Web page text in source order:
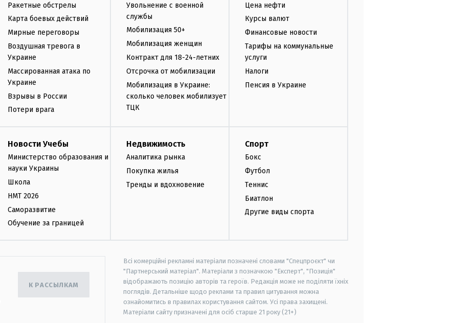
Ракетные обстрелы
Карта боевых действий
Мирные переговоры
Воздушная тревога в
Украине
Массированная атака по
Украине
Взрывы в России
Потери врага
Увольнение с военной
службы
Мобилизация 50+
Мобилизация женщин
Контракт для 18-24-летних
Отсрочка от мобилизации
Мобилизация в Украине:
сколько человек мобилизует
ТЦК
Цена нефти
Курсы валют
Финансовые новости
Тарифы на коммунальные
услуги
Налоги
Пенсия в Украине
Новости Учебы
Министерство образования и
науки Украины
Школа
НМТ 2026
Саморазвитие
Обучение за границей
Недвижимость
Аналитика рынка
Покупка жилья
Тренды и вдохновение
Спорт
Бокс
Футбол
Теннис
Биатлон
Другие виды спорта
К РАССЫЛКАМ
Всі комерційні рекламні матеріали позначені словами "Спецпроєкт" чи
"Партнерський матеріал". Матеріали з позначкою "Експерт", "Позиція"
відображають позицію авторів та героїв. Редакція може не поділяти їхніх
поглядів. Детальніше щодо реклами та правил цитування можна
ознайомитись в правилах користування сайтом. Усі права захищені.
Матеріали сайту призначені для осіб старше 21 року (21+)